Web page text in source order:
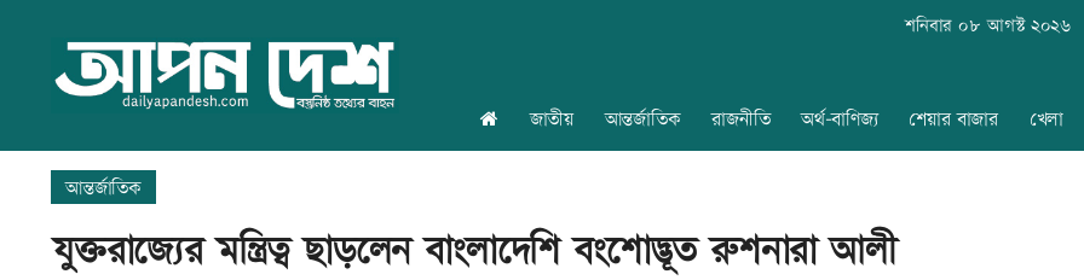
শনিবার ০৮ আগস্ট ২০২৬
জাতীয় আন্তর্জাতিক রাজনীতি অর্থ-বাণিজ্য শেয়ার বাজার খেলা
আন্তর্জাতিক
যুক্তরাজ্যের মন্ত্রিত্ব ছাড়লেন বাংলাদেশি বংশোদ্ভূত রুশনারা আলী